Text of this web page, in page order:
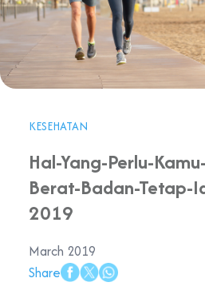
KESEHATAN
Hal-Yang-Perlu-
Berat-Badan-Tetap-
2019
March 2019
Share